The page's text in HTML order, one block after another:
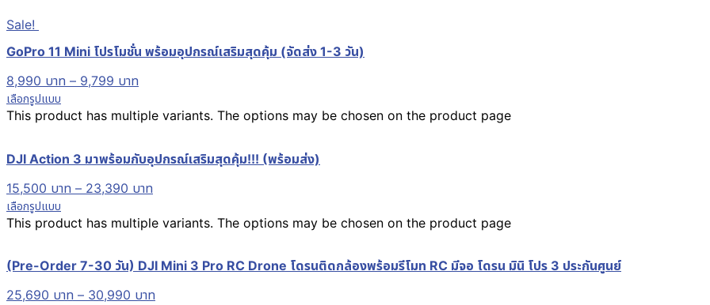
Sale!
GoPro 11 Mini โปรโมชั่น พร้อมอุปกรณ์เสริมสุดคุ้ม (จัดส่ง 1-3 วัน)
8,990 บาท – 9,799 บาท
เลือกรูปแบบ
This product has multiple variants. The options may be chosen on the product page
DJI Action 3 มาพร้อมกับอุปกรณ์เสริมสุดคุ้ม!!! (พร้อมส่ง)
15,500 บาท – 23,390 บาท
เลือกรูปแบบ
This product has multiple variants. The options may be chosen on the product page
(Pre-Order 7-30 วัน) DJI Mini 3 Pro RC Drone โดรนติดกล้องพร้อมรีโมท RC มีจอ โดรน มินิ โปร 3 ประกันศูนย์
25,690 บาท – 30,990 บาท